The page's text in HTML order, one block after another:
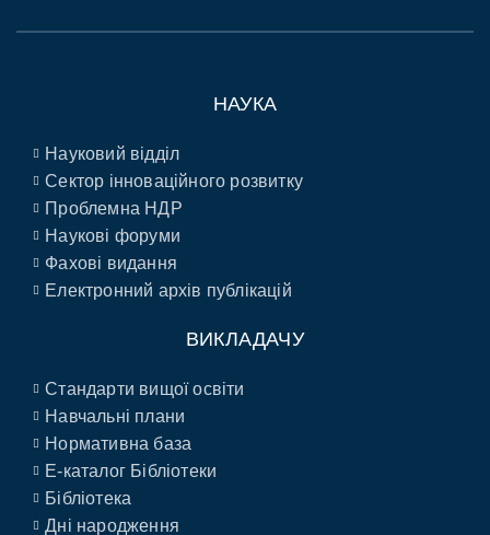
НАУКА
Науковий відділ
Сектор інноваційного розвитку
Проблемна НДР
Наукові форуми
Фахові видання
Електронний архів публікацій
ВИКЛАДАЧУ
Стандарти вищої освіти
Навчальні плани
Нормативна база
E-каталог Бібліотеки
Бібліотека
Дні народження